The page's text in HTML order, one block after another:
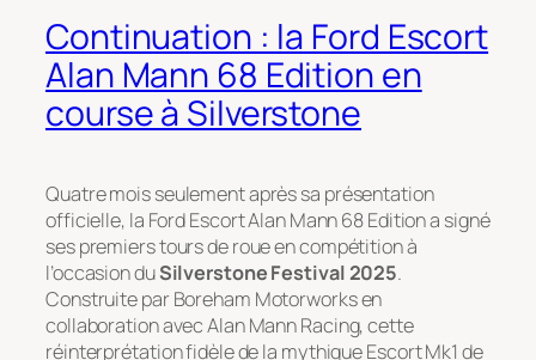
Continuation : la Ford Escort
Alan Mann 68 Edition en
course à Silverstone
Quatre mois seulement après sa présentation
officielle, la Ford Escort Alan Mann 68 Edition a signé
ses premiers tours de roue en compétition à
l’occasion duSilverstone Festival 2025.
Construite par Boreham Motorworks en
collaboration avec Alan Mann Racing, cette
réinterprétation fidèle de la mythique Escort Mk1 de